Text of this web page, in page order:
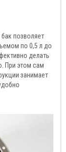
позволяет
по 0,5 л до
делать
При этом сам
занимает